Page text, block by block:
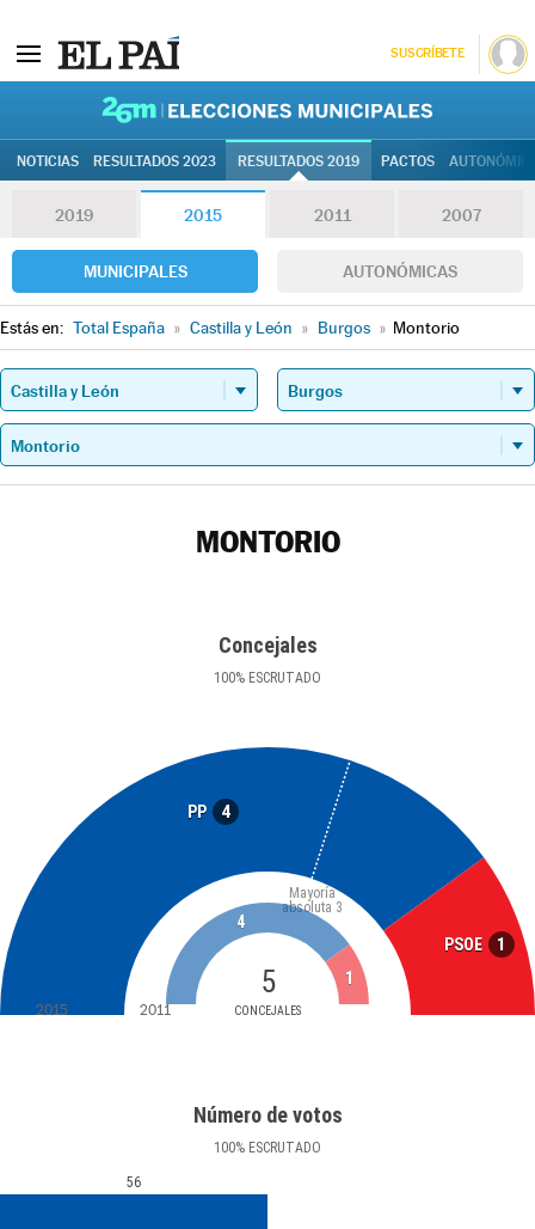
SUSCRÍBETE
NOTICIAS RESULTADOS 2023 RESULTADOS 2019 PACTOS
2019 2015 2011 2007
MUNICIPALES AUTONÓMICAS
Estás en: Total España » Castilla y León » Burgos » Montorio
MONTORIO
Concejales
100% ESCRUTADO
PP 4
PSOE 1
5
CONCEJALES
Mayoría
absoluta 3
4
1
2015 2011
Número de votos
100% ESCRUTADO
56